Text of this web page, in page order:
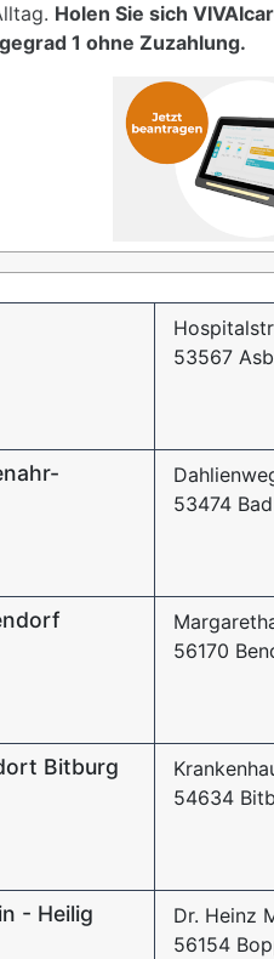
Holen Sie sich
1 ohne Zuzahlung.
53567
53474
56170
Bitburg
54634
- Heilig
Dr. Heinz
56154